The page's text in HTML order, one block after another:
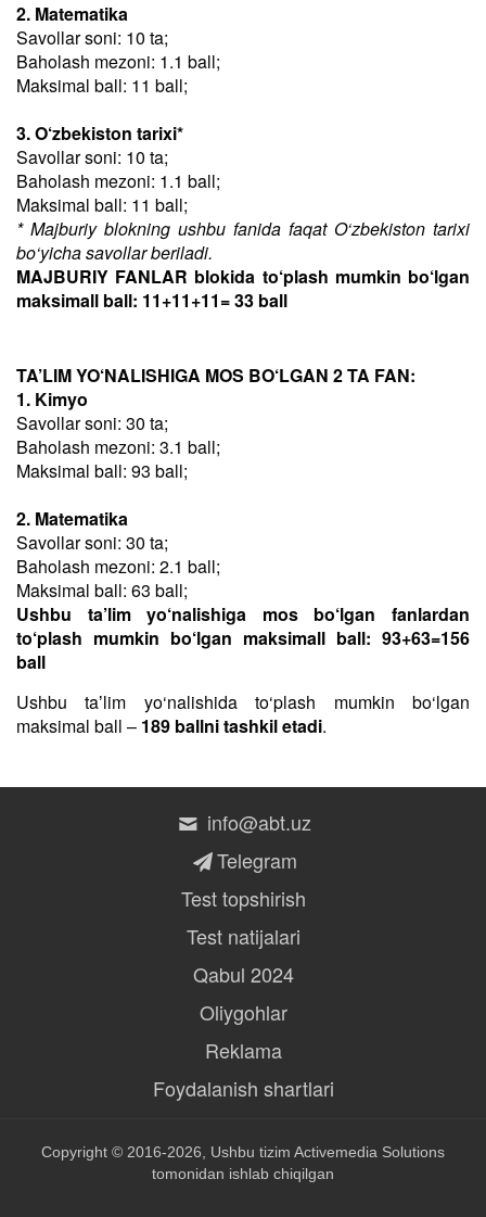
2. Matematika
Savollar soni: 10 ta;
Baholash mezoni: 1.1 ball;
Maksimal ball: 11 ball;
3. O‘zbekiston tarixi*
Savollar soni: 10 ta;
Baholash mezoni: 1.1 ball;
Maksimal ball: 11 ball;
* Majburiy blokning ushbu fanida faqat O‘zbekiston tarixi
bo‘yicha savollar beriladi.
MAJBURIY FANLAR blokida to‘plash mumkin bo‘lgan
maksimall ball: 11+11+11= 33 ball
TA’LIM YO‘NALISHIGA MOS BO‘LGAN 2 TA FAN:
1. Kimyo
Savollar soni: 30 ta;
Baholash mezoni: 3.1 ball;
Maksimal ball: 93 ball;
2. Matematika
Savollar soni: 30 ta;
Baholash mezoni: 2.1 ball;
Maksimal ball: 63 ball;
Ushbu ta’lim yo‘nalishiga mos bo‘lgan fanlardan
to‘plash mumkin bo‘lgan maksimall ball: 93+63=156
ball
Ushbu taʼlim yo‘nalishida to‘plash mumkin bo‘lgan
maksimal ball – 189 ballni tashkil etadi.
info@abt.uz
Telegram
Test topshirish
Test natijalari
Qabul 2024
Oliygohlar
Reklama
Foydalanish shartlari
Copyright © 2016-2026, Ushbu tizim Activemedia Solutions
tomonidan ishlab chiqilgan